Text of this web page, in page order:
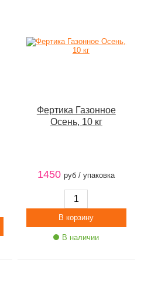
Фертика Газонное
Осень, 10 кг
1450 руб / упаковка
В наличии